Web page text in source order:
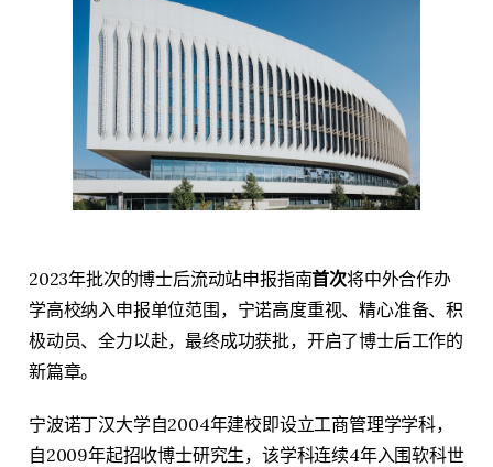
2023年批次的博士后流动站申报指南首次将中外合作办
学高校纳入申报单位范围，宁诺高度重视、精心准备、积
极动员、全力以赴，最终成功获批，开启了博士后工作的
新篇章。
宁波诺丁汉大学自2004年建校即设立工商管理学学科，
自2009年起招收博士研究生，该学科连续4年入围软科世